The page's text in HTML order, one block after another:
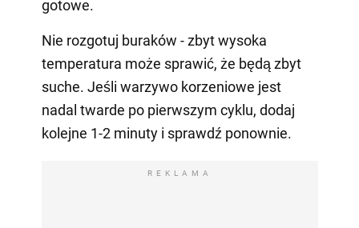
gotowe.
Nie rozgotuj buraków - zbyt wysoka
temperatura może sprawić, że będą zbyt
suche. Jeśli warzywo korzeniowe jest
nadal twarde po pierwszym cyklu, dodaj
kolejne 1-2 minuty i sprawdź ponownie.
REKLAMA